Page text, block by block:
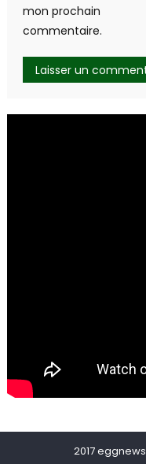
mon prochain
commentaire.
2017 eggnews